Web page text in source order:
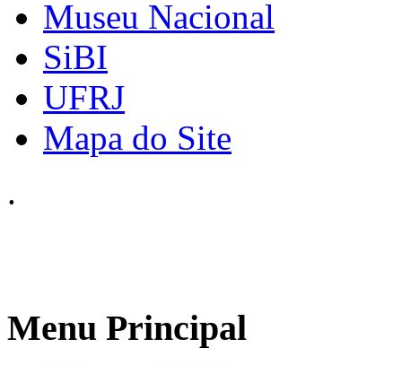
Museu Nacional
SiBI
UFRJ
Mapa do Site
.
Menu Principal